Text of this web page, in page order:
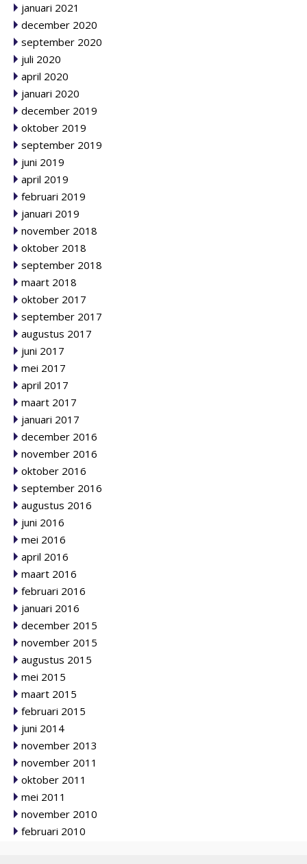
januari 2021
december 2020
september 2020
juli 2020
april 2020
januari 2020
december 2019
oktober 2019
september 2019
juni 2019
april 2019
februari 2019
januari 2019
november 2018
oktober 2018
september 2018
maart 2018
oktober 2017
september 2017
augustus 2017
juni 2017
mei 2017
april 2017
maart 2017
januari 2017
december 2016
november 2016
oktober 2016
september 2016
augustus 2016
juni 2016
mei 2016
april 2016
maart 2016
februari 2016
januari 2016
december 2015
november 2015
augustus 2015
mei 2015
maart 2015
februari 2015
juni 2014
november 2013
november 2011
oktober 2011
mei 2011
november 2010
februari 2010